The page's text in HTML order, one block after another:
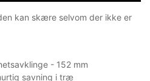
kan skære selvom der ikke er
- 152 mm
savning i træ